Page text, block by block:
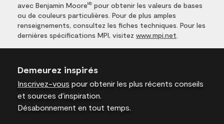
avec Benjamin Moore MD pour obtenir les valeurs de bases
ou de couleurs particulières. Pour de plus amples
renseignements, consultez les fiches techniques. Pour les
dernières spécifications MPI, visitez www.mpi.net
Demeurez inspirés
Inscrivez-vous pour obtenir les plus récents conseils
et sources d’inspiration.
Désabonnement en tout temps.